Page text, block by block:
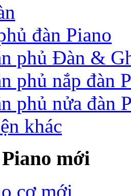
đàn Piano
phủ Đàn &
phủ nắp đàn
phủ nửa đàn
khác
mới
cơ mới